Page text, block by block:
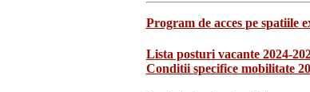
Program de acces pe spatiile
Lista posturi vacante 2024-
Conditii specifice mobilitate